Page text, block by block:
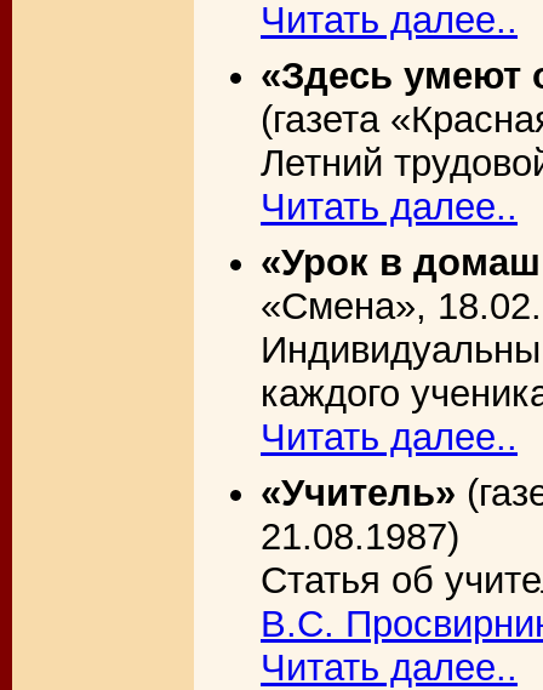
Читать далее..
«Здесь умеют
(газета
Летний
Читать далее..
«Урок в
«Смена»,
каждого
Читать далее..
«Учитель»
21.08.1987)
Статья об
В.С.
Читать далее..